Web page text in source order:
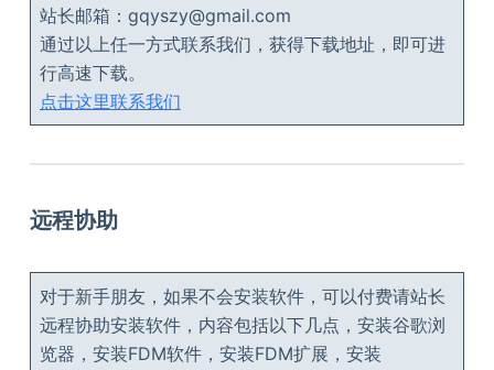
站长邮箱：gqyszy@gmail.com
通过以上任一方式联系我们，获得下载地址，即可进
行高速下载。
点击这里联系我们
远程协助
对于新手朋友，如果不会安装软件，可以付费请站长
远程协助安装软件，内容包括以下几点，安装谷歌浏
览器，安装FDM软件，安装FDM扩展，安装